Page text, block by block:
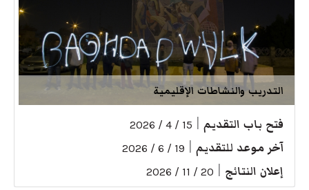
التدريب والنشاطات الإقليمية
فتح باب التقديم 15 / 4 / 2026
آخر موعد للتقديم 19 / 6 / 2026
إعلان النتائج 20 / 11 / 2026